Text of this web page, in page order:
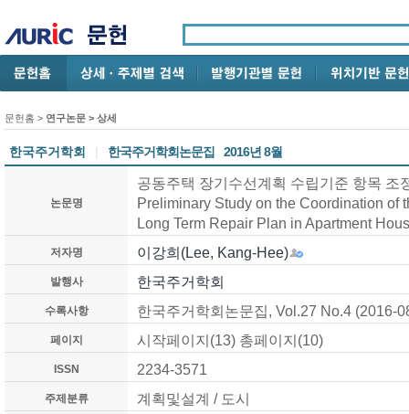
문헌홈 > 연구논문 > 상세
한국주거학회 | 한국주거학회논문집 2016년 8월
논문명
공동주택 장기수선계획 수립기준 항목 조
Preliminary Study on the Coordination of
Long Term Repair Plan in Apartment
저자명 이강희(Lee, Kang-Hee)
발행사 한국주거학회
수록사항 한국주거학회논문집, Vol.27 No.4 (2016-
페이지 시작페이지(13) 총페이지(10)
ISSN 2234-3571
주제분류 계획및설계 / 도시